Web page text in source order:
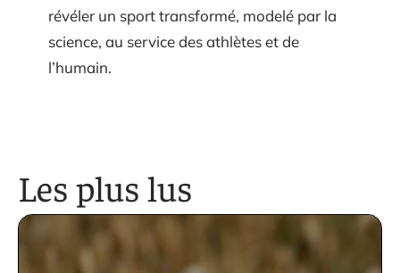
révéler un sport transformé, modelé par la
science, au service des athlètes et de
l’humain.
Les plus lus